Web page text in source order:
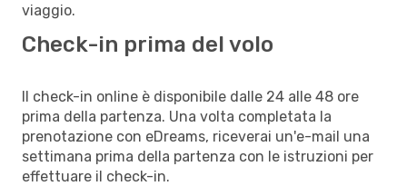
viaggio.
Check-in prima del volo
Il check-in online è disponibile dalle 24 alle 48 ore
prima della partenza. Una volta completata la
prenotazione con eDreams, riceverai un'e-mail una
settimana prima della partenza con le istruzioni per
effettuare il check-in.